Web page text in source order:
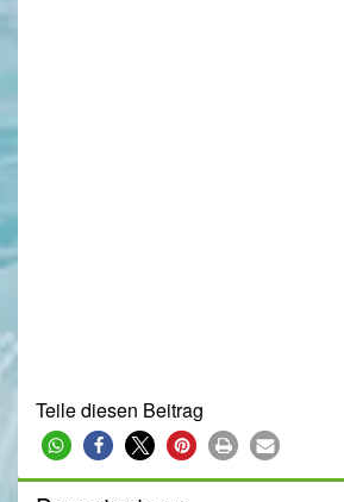
Teile diesen Beitrag